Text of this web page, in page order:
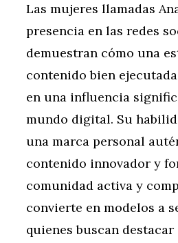
Las mujeres llamadas
presencia en las redes
demuestran cómo una
contenido bien
en una influencia
mundo digital. Su
una marca personal
contenido innovador y
comunidad activa y
convierte en modelos a
quienes buscan destacar